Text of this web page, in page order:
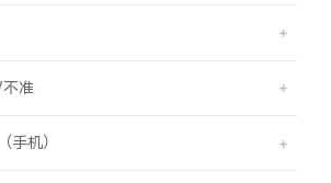
准
手机）